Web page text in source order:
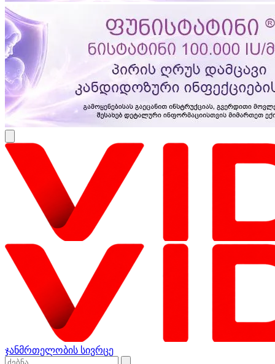
ჯანმრთელობის სივრცე